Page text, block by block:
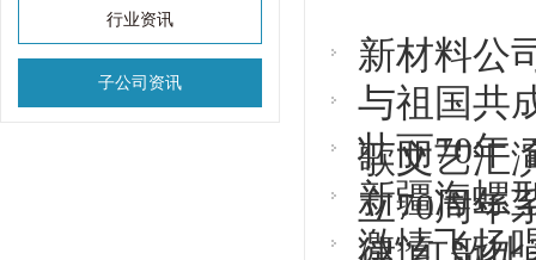
行业资讯
子公司资讯
新材料公
与祖国共
歌文艺汇
壮丽70年
立70周年
新疆海螺
激情飞扬